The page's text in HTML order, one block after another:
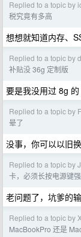
Replied to a topic by
税究竟有多高
想想就知道内存、
Replied to a topic by
补贴没 36g 定制版
要是我没用过 8g
Replied to a topic by
晕了
没事，你可以以旧
Replied to a topic by
卡，必须长按电源键
老问题了，坑爹的
Replied to a topic by
MacBookPro 还是